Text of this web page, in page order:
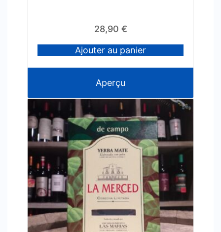
28,90 €
Ajouter au panier
Aperçu